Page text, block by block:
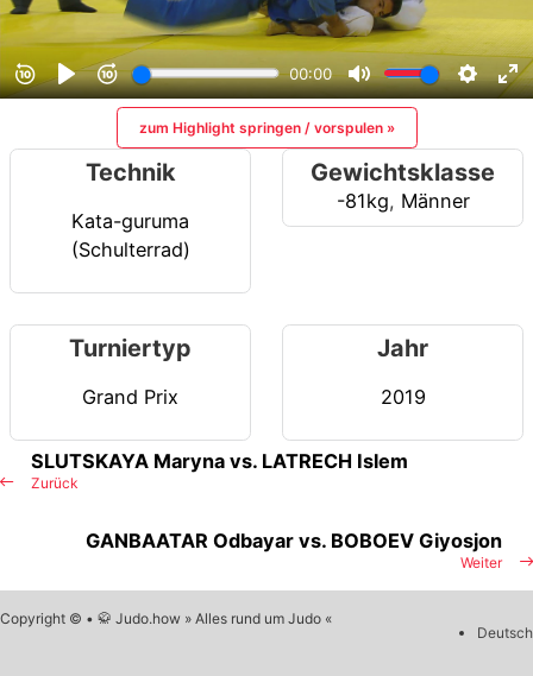
zum Highlight springen / vorspulen »
Technik
Kata-guruma
(Schulterrad)
Gewichtsklasse
-81kg, Männer
Turniertyp
Grand Prix
Jahr
2019
Zurück
SLUTSKAYA Maryna vs. LATRECH Islem
Weiter
GANBAATAR Odbayar vs. BOBOEV Giyosjon
Copyright © • 🥋 Judo.how » Alles rund um Judo «
Deutsch